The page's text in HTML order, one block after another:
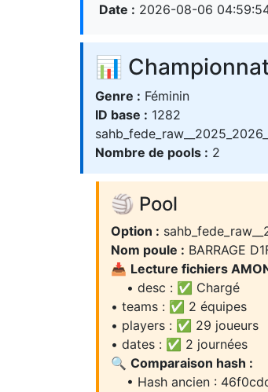
Date : 2026-08-06
📊
Genre : Féminin
ID base : 1282
Nombre de pools : 2
🏐 Pool
Option :
Nom poule : BARRAGE
📥 Lecture fichiers
• desc : ✅ Chargé
• teams : ✅ 2 équipes
• players : ✅ 29 joueurs
• dates : ✅ 2 journées
🔍 Comparaison hash :
• Hash ancien :